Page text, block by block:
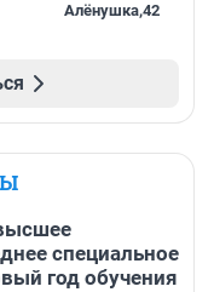
Алёнушка,42
специальное
год обучения